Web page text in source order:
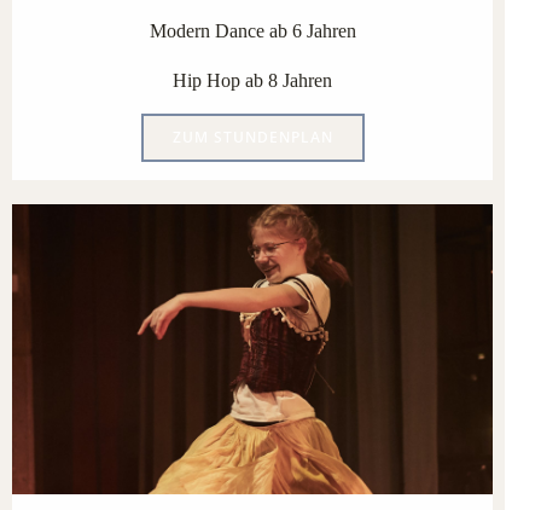
Modern Dance ab 6 Jahren
Hip Hop ab 8 Jahren